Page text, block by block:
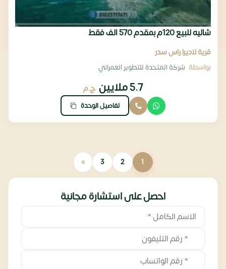
شاليه للبيع 120م بمقدم 570 الف فقط
قرية لاديرا راس سدر
بواسطة شركة المتحدة للتطوير العمراني
5.7 ملايين ج.م
تفاصيل الوحدة
1
2
3
»
احصل على استشارة مجانية